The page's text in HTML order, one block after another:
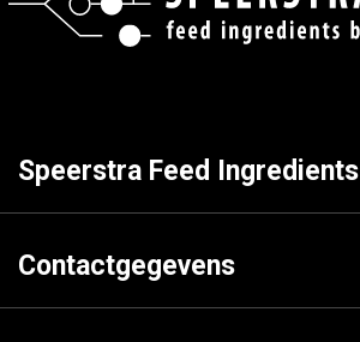
Speerstra Feed Ingredients
Contactgegevens